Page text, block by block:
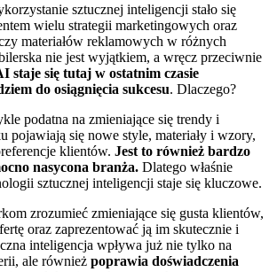
sztucznej inteligencji stało się
wielu strategii marketingowych oraz
materiałów reklamowych w różnych
nie jest wyjątkiem, a wręcz przeciwnie
staje się tutaj w ostatnim czasie
do osiągnięcia sukcesu. Dlaczego?
podatna na zmieniające się trendy i
pojawiają się nowe style, materiały i wzory,
klientów. Jest to również bardzo
nasycona branża. Dlatego właśnie
sztucznej inteligencji staje się kluczowe.
zrozumieć zmieniające się gusta klientów,
oraz zaprezentować ją im skutecznie i
inteligencja wpływa już nie tylko na
ale również poprawia doświadczenia